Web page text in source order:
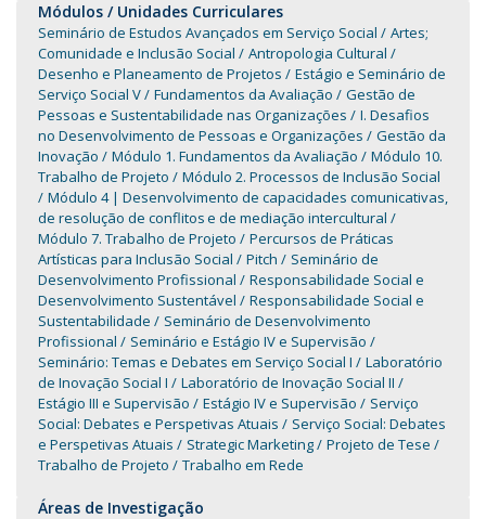
Módulos / Unidades Curriculares
Seminário de Estudos Avançados em Serviço Social
Artes;
Comunidade e Inclusão Social
Antropologia Cultural
Desenho e Planeamento de Projetos
Estágio e Seminário de
Serviço Social V
Fundamentos da Avaliação
Gestão de
Pessoas e Sustentabilidade nas Organizações
I. Desafios
no Desenvolvimento de Pessoas e Organizações
Gestão da
Inovação
Módulo 1. Fundamentos da Avaliação
Módulo 10.
Trabalho de Projeto
Módulo 2. Processos de Inclusão Social
Módulo 4 | Desenvolvimento de capacidades comunicativas,
de resolução de conflitos e de mediação intercultural
Módulo 7. Trabalho de Projeto
Percursos de Práticas
Artísticas para Inclusão Social
Pitch
Seminário de
Desenvolvimento Profissional
Responsabilidade Social e
Desenvolvimento Sustentável
Responsabilidade Social e
Sustentabilidade
Seminário de Desenvolvimento
Profissional
Seminário e Estágio IV e Supervisão
Seminário: Temas e Debates em Serviço Social I
Laboratório
de Inovação Social I
Laboratório de Inovação Social II
Estágio III e Supervisão
Estágio IV e Supervisão
Serviço
Social: Debates e Perspetivas Atuais
Serviço Social: Debates
e Perspetivas Atuais
Strategic Marketing
Projeto de Tese
Trabalho de Projeto
Trabalho em Rede
Áreas de Investigação